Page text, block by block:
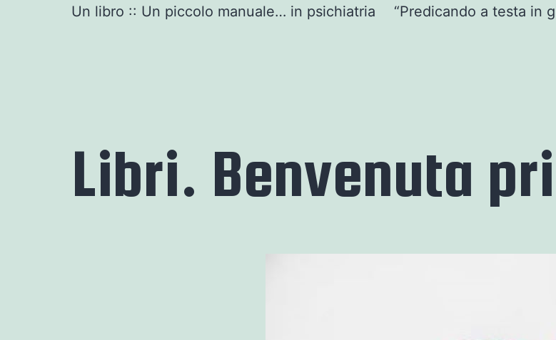
Un libro :: Un piccolo manuale… in psichiatria “Predicando a testa in
Libri. Benvenuta